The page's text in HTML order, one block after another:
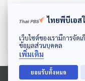
ดาวน์โหลด Thai PBS Podcast
EP. 621: เปิดร้านขาย
ดื่ม (Cafe) อย่างไรไ
เศรษฐกิจติดบ้าน
ตอนที่เกี่ยวข้อง
ไทยพีบีเอส
เว็บไซต์ของเรามีการจัด
ข้อมูลส่วนบุคคล
เพิ่มเติม
ยอมรับทั้งหมด